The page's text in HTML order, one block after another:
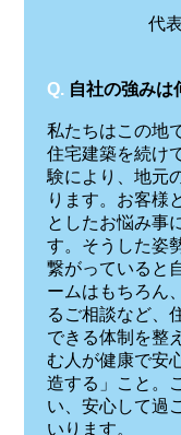
代
Q. 自社の強みは
私たちはこの地
住宅建築を続け
験により、地元
ります。お客様
としたお悩み事
す。そうした姿
繋がっていると
ームはもちろん
るご相談など、
できる体制を整
む人が健康で安
造する」こと。
い、安心して過
いります。